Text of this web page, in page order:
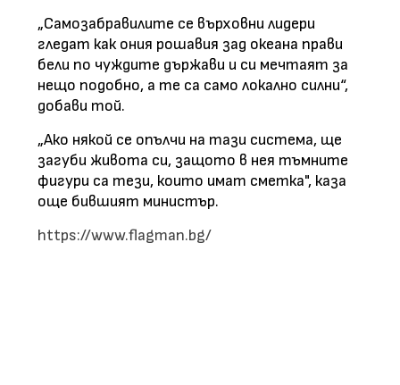
„Самозабравилите се върховни лидери
гледат как ония рошавия зад океана прави
бели по чуждите държави и си мечтаят за
нещо подобно, а те са само локално силни“,
добави той.
„Ако някой се опълчи на тази система, ще
загуби живота си, защото в нея тъмните
фигури са тези, които имат сметка", каза
още бившият министър.
https://www.flagman.bg/